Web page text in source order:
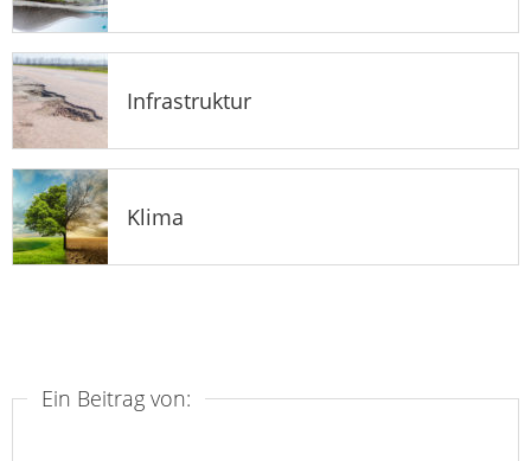
Infrastruktur
Klima
Ein Beitrag von: